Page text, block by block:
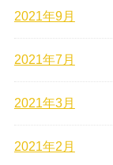
2021年9月
2021年7月
2021年3月
2021年2月